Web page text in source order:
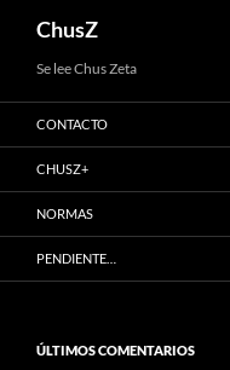
Saltar
al
contenido
ChusZ
Se lee Chus Zeta
CONTACTO
CHUSZ+
NORMAS
PENDIENTE…
ÚLTIMOS COMENTARIOS